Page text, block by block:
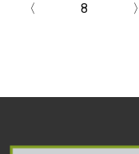
〈 8 〉